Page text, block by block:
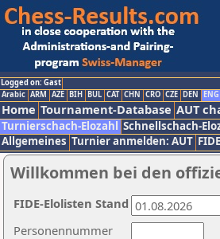
Logged on: Gast
Arabic ARM AZE BIH BUL CAT CHN CRO CZE DEN ENG
Home Tournament-Database AUT
Turnierschach-Elozahl Schnellschach-
Allgemeines Turnier anmelden: AUT FIDE
Willkommen bei den
Personennummer
FIDE-Elolisten Stand